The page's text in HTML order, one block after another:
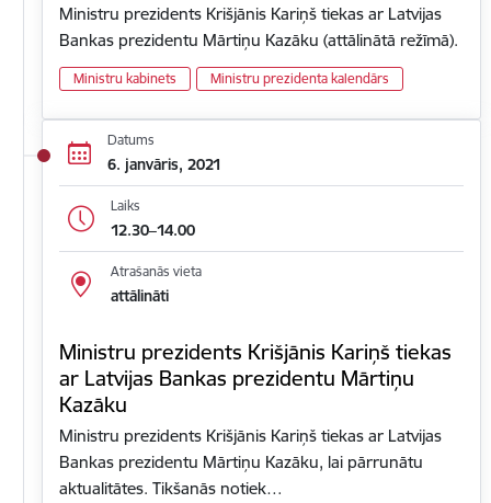
Ministru prezidents Krišjānis Kariņš tiekas ar Latvijas
Bankas prezidentu Mārtiņu Kazāku (attālinātā režīmā).
Ministru kabinets Ministru prezidenta kalendārs
Datums
6. janvāris, 2021
Laiks
12.30–14.00
Atrašanās vieta
attālināti
Ministru prezidents Krišjānis Kariņš tiekas
ar Latvijas Bankas prezidentu Mārtiņu
Kazāku
Ministru prezidents Krišjānis Kariņš tiekas ar Latvijas
Bankas prezidentu Mārtiņu Kazāku, lai pārrunātu
aktualitātes. Tikšanās notiek…